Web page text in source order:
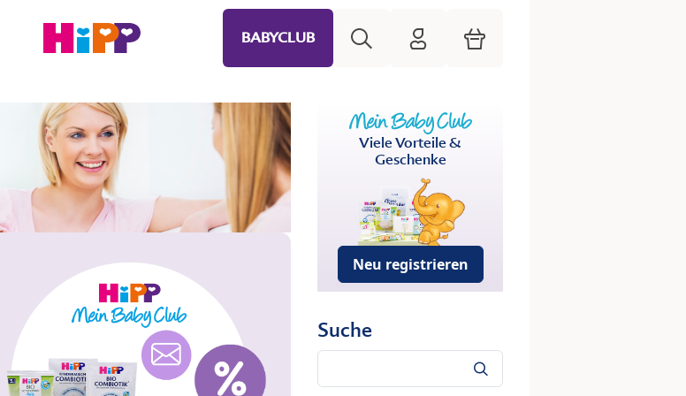
BABYCLUB HiPP Mein Babyclub
Warenkorb
Viele Vorteile &
Geschenke
Neu registrieren
Suche